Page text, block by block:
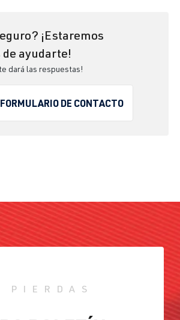
¡Estaremos
ayudarte!
dará las respuestas!
DE CONTACTO
PIERDAS